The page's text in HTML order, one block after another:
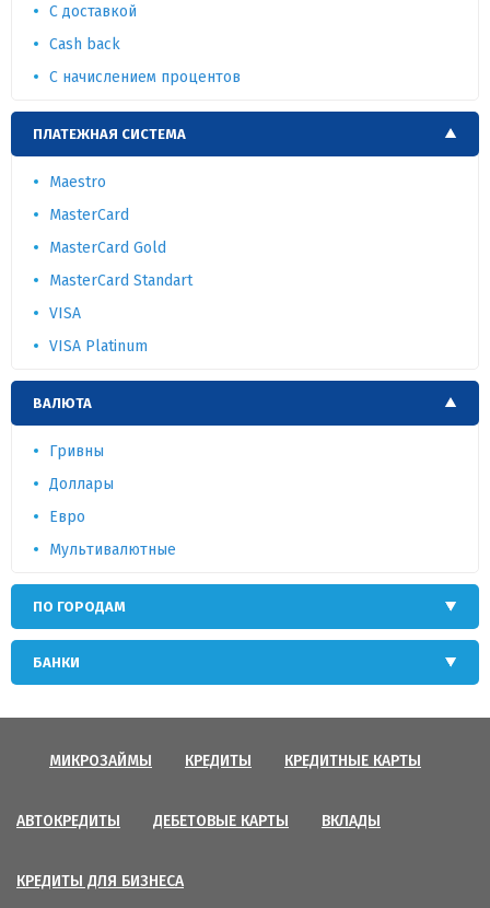
С доставкой
Cash back
С начислением процентов
ПЛАТЕЖНАЯ СИСТЕМА
Maestro
MasterCard
MasterCard Gold
MasterCard Standart
VISA
VISA Platinum
ВАЛЮТА
Гривны
Доллары
Евро
Мультивалютные
ПО ГОРОДАМ
БАНКИ
МИКРОЗАЙМЫ КРЕДИТЫ КРЕДИТНЫЕ КАРТЫ
АВТОКРЕДИТЫ ДЕБЕТОВЫЕ КАРТЫ ВКЛАДЫ
КРЕДИТЫ ДЛЯ БИЗНЕСА